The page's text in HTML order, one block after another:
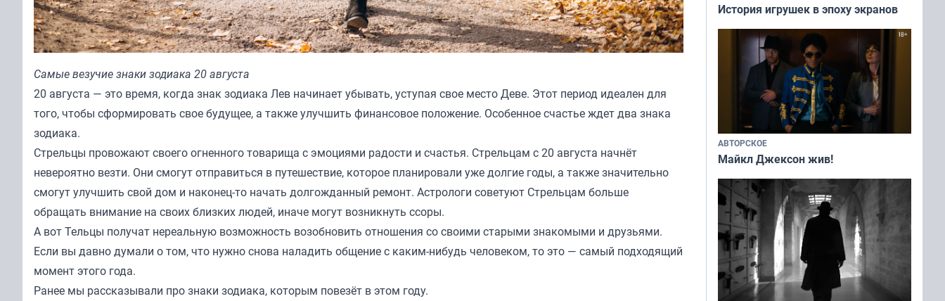
Самые везучие знаки зодиака 20 августа
20 августа — это время, когда знак зодиака Лев начинает убывать, уступая свое место Деве. Этот период идеален для
того, чтобы сформировать свое будущее, а также улучшить финансовое положение. Особенное счастье ждет два знака
зодиака.
Стрельцы провожают своего огненного товарища с эмоциями радости и счастья. Стрельцам с 20 августа начнёт
невероятно везти. Они смогут отправиться в путешествие, которое планировали уже долгие годы, а также значительно
смогут улучшить свой дом и наконец-то начать долгожданный ремонт. Астрологи советуют Стрельцам больше
обращать внимание на своих близких людей, иначе могут возникнуть ссоры.
А вот Тельцы получат нереальную возможность возобновить отношения со своими старыми знакомыми и друзьями.
Если вы давно думали о том, что нужно снова наладить общение с каким-нибудь человеком, то это — самый подходящий
момент этого года.
Ранее мы рассказывали про знаки зодиака, которым повезёт в этом году.
История игрушек в эпоху экранов
АВТОРСКОЕ
Майкл Джексон жив!